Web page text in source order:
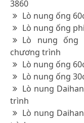
3860
Lò nung ống
Lò nung ống
Lò nung ống
chương trình
Lò nung ống
Lò nung ống
Lò nung
trình
Lò nung